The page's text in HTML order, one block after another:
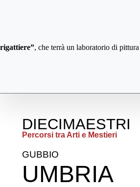
rigattiere”, che terrà un laboratorio di
DIECIMAESTRI
Percorsi tra Arti e Mestieri
GUBBIO
UMBRIA